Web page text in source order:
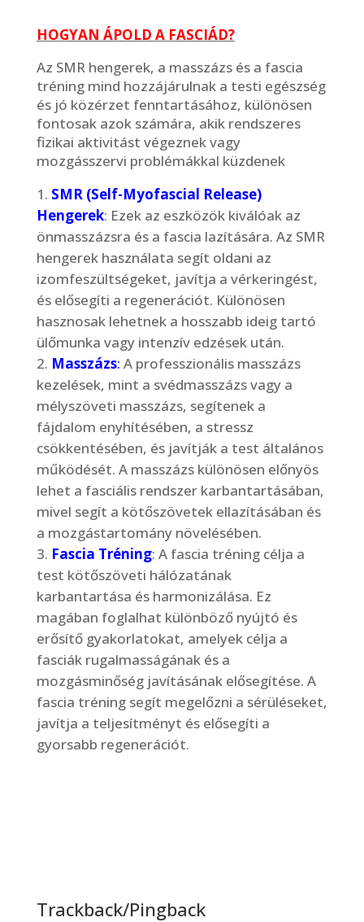
HOGYAN ÁPOLD A FASCIÁD?
Az SMR hengerek, a masszázs és a fascia
tréning mind hozzájárulnak a testi egészség
és jó közérzet fenntartásához, különösen
fontosak azok számára, akik rendszeres
fizikai aktivitást végeznek vagy
mozgásszervi problémákkal küzdenek
SMR (Self-Myofascial Release)
Hengerek: Ezek az eszközök kiválóak az
önmasszázsra és a fascia lazítására. Az SMR
hengerek használata segít oldani az
izomfeszültségeket, javítja a vérkeringést,
és elősegíti a regenerációt. Különösen
hasznosak lehetnek a hosszabb ideig tartó
ülőmunka vagy intenzív edzések után.
Masszázs: A professzionális masszázs
kezelések, mint a svédmasszázs vagy a
mélyszöveti masszázs, segítenek a
fájdalom enyhítésében, a stressz
csökkentésében, és javítják a test általános
működését. A masszázs különösen előnyös
lehet a fasciális rendszer karbantartásában,
mivel segít a kötőszövetek ellazításában és
a mozgástartomány növelésében.
Fascia Tréning: A fascia tréning célja a
test kötőszöveti hálózatának
karbantartása és harmonizálása. Ez
magában foglalhat különböző nyújtó és
erősítő gyakorlatokat, amelyek célja a
fasciák rugalmasságának és a
mozgásminőség javításának elősegítése. A
fascia tréning segít megelőzni a sérüléseket,
javítja a teljesítményt és elősegíti a
gyorsabb regenerációt.
Trackback/Pingback